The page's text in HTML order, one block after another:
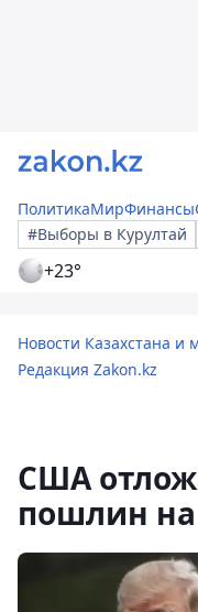
ПолитикаМирФинансы
#Выборы в Курултай
+23°
Новости Казахстана и
Редакция Zakon.kz
США
пошлин